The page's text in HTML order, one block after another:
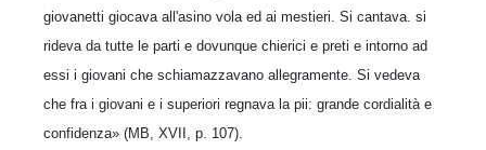
giovanetti giocava all'asino vola ed ai mestieri. Si cantava. si
rideva da tutte le parti e dovunque chierici e preti e intorno ad
essi i giovani che schiamazzavano allegramente. Si vedeva
che fra i giovani e i superiori regnava la pii: grande cordialità e
confidenza» (MB, XVII, p. 107).